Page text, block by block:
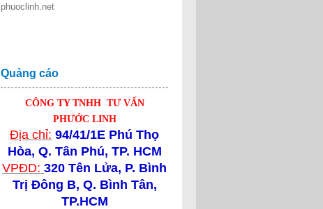
phuoclinh.net
Quảng cáo
CÔNG TY TNHH TƯ VẤN
PHƯỚC LINH
Địa chỉ: 94/41/1E Phú Thọ
Hòa, Q. Tân Phú, TP. HCM
VPĐD: 320 Tên Lửa, P. Bình
Trị Đông B, Q. Bình Tân,
TP.HCM